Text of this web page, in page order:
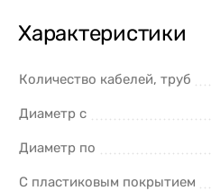
Характеристики
Количество кабелей, труб
Диаметр с
Диаметр по
С пластиковым покрытием